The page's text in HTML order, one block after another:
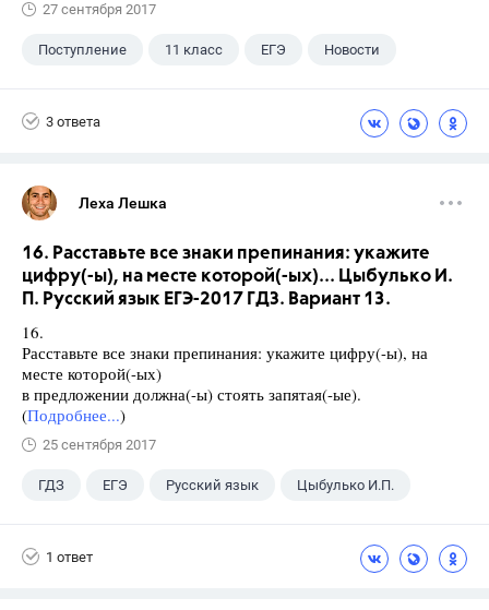
27 сентября 2017
Поступление 11 класс ЕГЭ Новости
3 ответа
Леха Лешка
16. Расставьте все знаки препинания: укажите
цифру(-ы), на месте которой(-ых)... Цыбулько И.
П. Русский язык ЕГЭ-2017 ГДЗ. Вариант 13.
16.
Расставьте все знаки препинания: укажите цифру(-ы), на
месте которой(-ых)
в предложении должна(-ы) стоять запятая(-ые).
(Подробнее...)
25 сентября 2017
ГДЗ ЕГЭ Русский язык Цыбулько И.П.
1 ответ